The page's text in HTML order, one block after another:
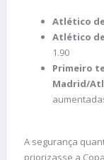
Atlético
Atlético
1.90
Primeiro
Madrid/
A segurança
priorizasse a